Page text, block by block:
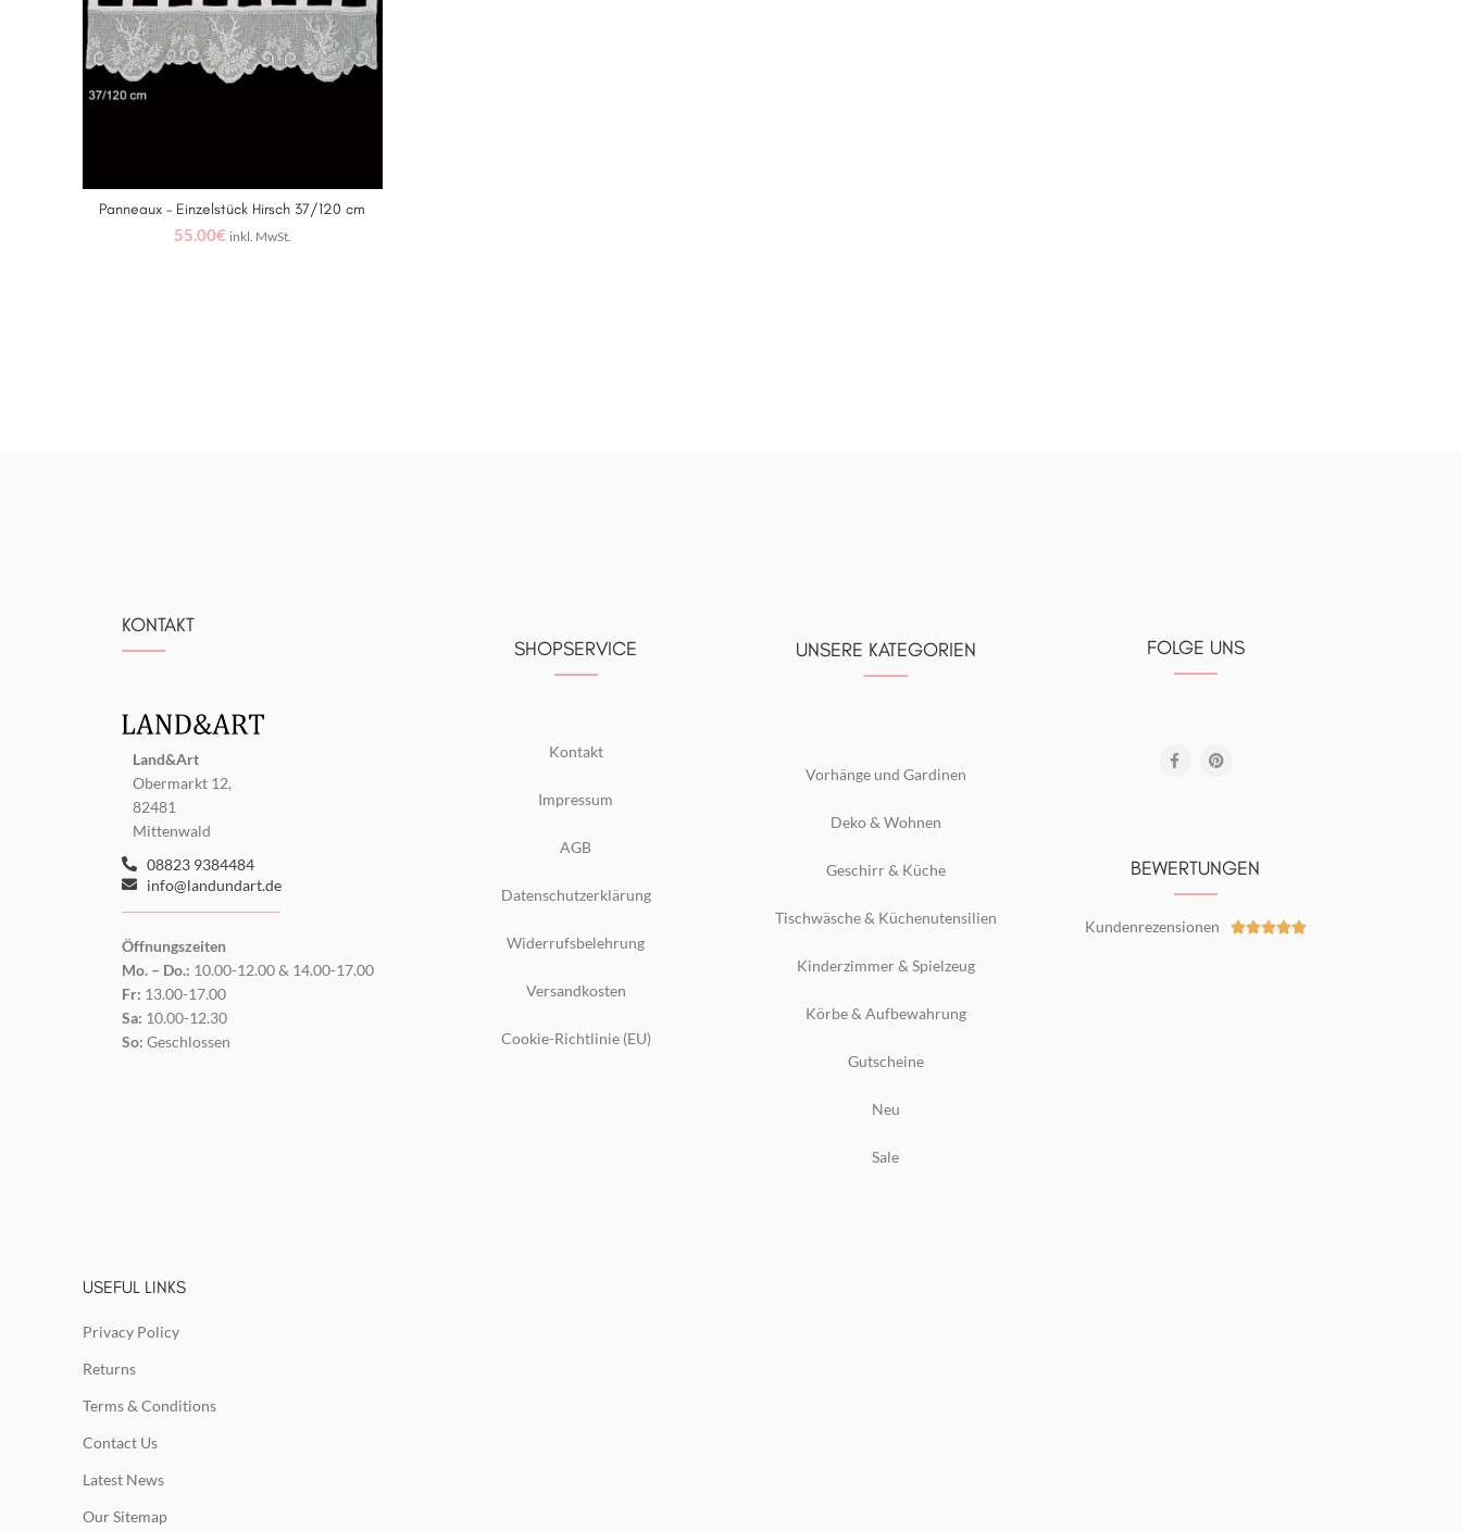
IN DEN WARENKORB
Panneaux – Einzelstück Hirsch 37/120 cm
55.00€ inkl. MwSt.
KONTAKT
Land&Art
Obermarkt 12,
82481
Mittenwald
08823 9384484
info@landundart.de
Öffnungszeiten
Mo. – Do.: 10.00-12.00 & 14.00-17.00
Fr: 13.00-17.00
Sa: 10.00-12.30
So: Geschlossen
SHOPSERVICE
Kontakt
Impressum
AGB
Datenschutzerklärung
Widerrufsbelehrung
Versandkosten
Cookie-Richtlinie (EU)
UNSERE KATEGORIEN
Vorhänge und Gardinen
Deko & Wohnen
Geschirr & Küche
Tischwäsche & Küchenutensilien
Kinderzimmer & Spielzeug
Körbe & Aufbewahrung
Gutscheine
Neu
Sale
FOLGE UNS
BEWERTUNGEN
Kundenrezensionen 
USEFUL LINKS
Privacy Policy
Returns
Terms & Conditions
Contact Us
Latest News
Our Sitemap